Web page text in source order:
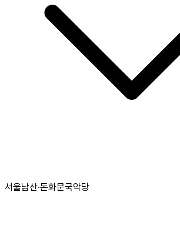
서울남산·돈화문국악당